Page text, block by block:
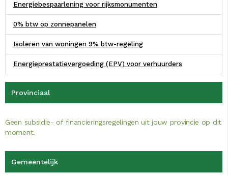
Energiebespaarlening voor rijksmonumenten
0% btw op zonnepanelen
Isoleren van woningen 9% btw-regeling
Energieprestatievergoeding (EPV) voor verhuurders
Provinciaal
Geen subsidie- of financieringsregelingen uit jouw provincie op dit
moment.
Gemeentelijk